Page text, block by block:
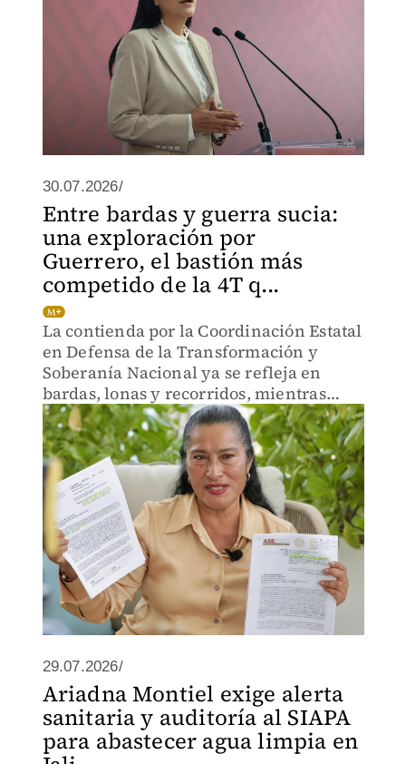
30.07.2026/
Entre bardas y guerra sucia:
una exploración por
Guerrero, el bastión más
competido de la 4T q...
La contienda por la Coordinación Estatal
en Defensa de la Transformación y
Soberanía Nacional ya se refleja en
bardas, lonas y recorridos, mientras
algunos perfiles llaman a preservar la
unidad.
29.07.2026/
Ariadna Montiel exige alerta
sanitaria y auditoría al SIAPA
para abastecer agua limpia en